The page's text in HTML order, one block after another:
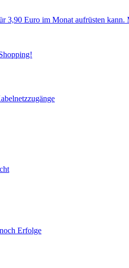
3,90 Euro im Monat aufrüsten
Erfolge